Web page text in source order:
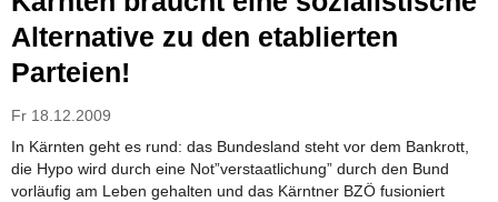
Alternative zu den etablierten
Parteien!
Fr 18.12.2009
In Kärnten geht es rund: das Bundesland steht vor dem Bankrott,
die Hypo wird durch eine Not”verstaatlichung” durch den Bund
vorläufig am Leben gehalten und das Kärntner BZÖ fusioniert